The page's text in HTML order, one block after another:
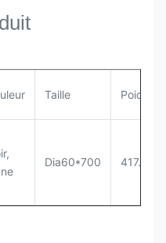
Taille Poids
Dia60*700 417.5g